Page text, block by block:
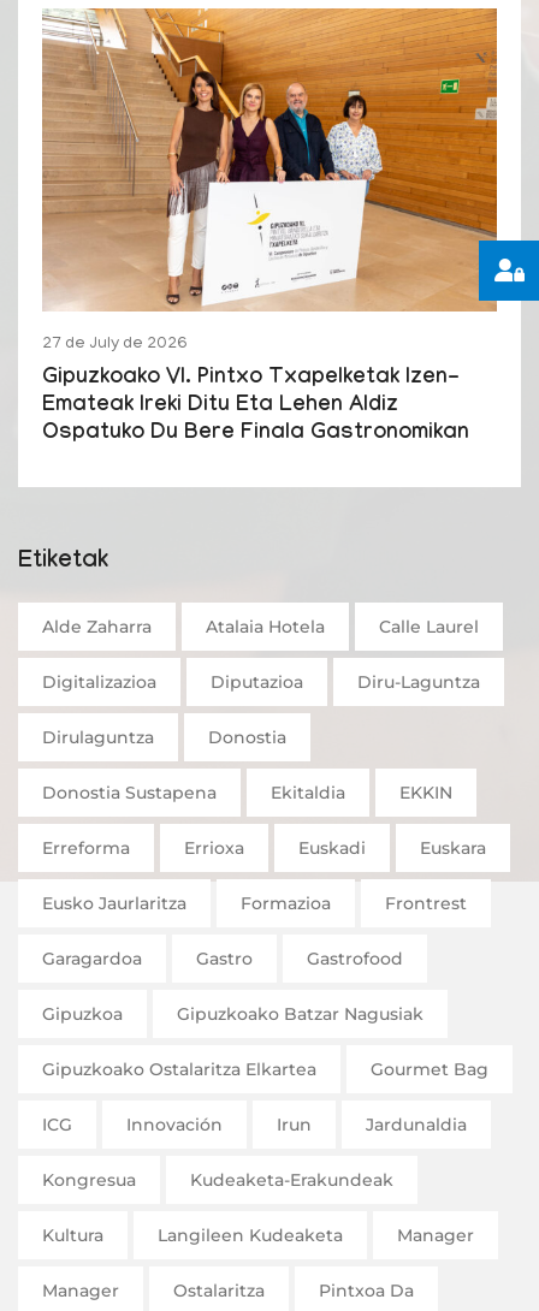
27 de July de 2026
Gipuzkoako VI. Pintxo Txapelketak Izen-
Emateak Ireki Ditu Eta Lehen Aldiz
Ospatuko Du Bere Finala Gastronomikan
Etiketak
Alde Zaharra Atalaia Hotela Calle Laurel
Digitalizazioa Diputazioa Diru-Laguntza
Dirulaguntza Donostia
Donostia Sustapena Ekitaldia EKKIN
Erreforma Errioxa Euskadi Euskara
Eusko Jaurlaritza Formazioa Frontrest
Garagardoa Gastro Gastrofood
Gipuzkoa Gipuzkoako Batzar Nagusiak
Gipuzkoako Ostalaritza Elkartea Gourmet Bag
ICG Innovación Irun Jardunaldia
Kongresua Kudeaketa-Erakundeak
Kultura Langileen Kudeaketa Manager
Manager Ostalaritza Pintxoa Da